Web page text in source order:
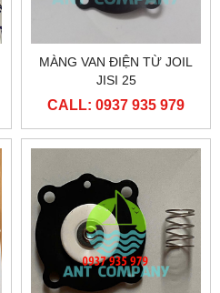
MÀNG VAN ĐIỆN TỪ JOIL
JISI 25
CALL: 0937 935 979